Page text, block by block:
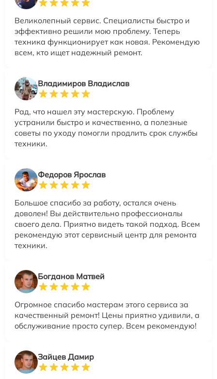
Великолепный сервис. Специалисты быстро и
эффективно решили мою проблему. Теперь
техника функционирует как новая. Рекомендую
всем, кто ищет надежный ремонт.
Владимиров Владислав
Рад, что нашел эту мастерскую. Проблему
устранили быстро и качественно, а полезные
советы по уходу помогли продлить срок службы
техники.
Федоров Ярослав
Большое спасибо за работу, остался очень
доволен! Вы действительно профессионалы
своего дела. Приятно видеть такой подход. Всем
рекомендую этот сервисный центр для ремонта
техники.
Богданов Матвей
Огромное спасибо мастерам этого сервиса за
качественный ремонт! Цены приятно удивили, а
обслуживание просто супер. Всем рекомендую!
Зайцев Дамир